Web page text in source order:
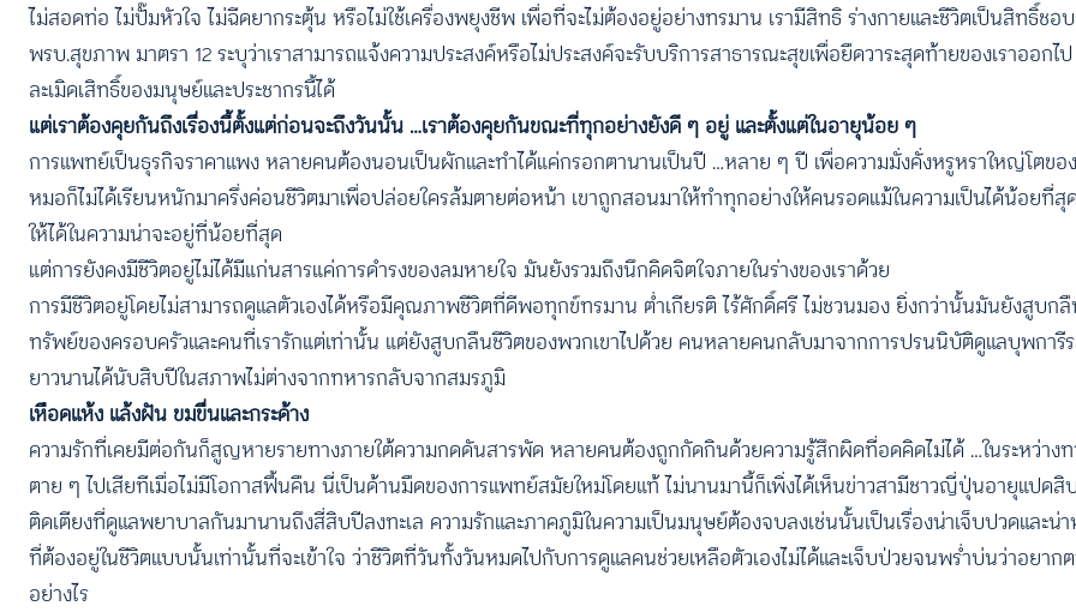
ไม่สอดท่อ ไม่ปั๊มหัวใจ ไม่ฉีดยากระตุ้น หรือไม่ใช้เครื่องพยุงชีพ เพื่อที่จะไม่ต้องอยู่อย่างทรมาน เรามีสิทธิ ร่างกายและชีวิตเป็นสิทธิ์ชอบ
พรบ.สุขภาพ มาตรา 12 ระบุว่าเราสามารถแจ้งความประสงค์หรือไม่ประสงค์จะรับบริการสาธารณะสุขเพื่อยืดวาระสุดท้ายของเราออกไ
ละเมิดเสิทธิ์ของมนุษย์และประชากรนี้ได้
แต่เราต้องคุยกันถึงเรื่องนี้ตั้งแต่ก่อนจะถึงวันนั้น …เราต้องคุยกันขณะที่ทุกอย่างยังดี ๆ อยู่ และตั้งแต่ในอายุน้อย ๆ
การแพทย์เป็นธุรกิจราคาแพง หลายคนต้องนอนเป็นผักและทำได้แค่กรอกตานานเป็นปี …หลาย ๆ ปี เพื่อความมั่งคั่งหรูหราใหญ่โตขอ
หมอก็ไม่ได้เรียนหนักมาครึ่งค่อนชีวิตมาเพื่อปล่อยใครล้มตายต่อหน้า เขาถูกสอนมาให้ทำทุกอย่างให้คนรอดแม้ในความเป็นได้น้อยที่สุ
ให้ได้ในความน่าจะอยู่ที่น้อยที่สุด
แต่การยังคงมีชีวิตอยู่ไม่ได้มีแก่นสารแค่การดำรงของลมหายใจ มันยังรวมถึงนึกคิดจิตใจภายในร่างของเราด้วย
การมีชีวิตอยู่โดยไม่สามารถดูแลตัวเองได้หรือมีคุณภาพชีวิตที่ดีพอทุกข์ทรมาน ต่ำเกียรติ ไร้ศักดิ์ศรี ไม่ชวนมอง ยิ่งกว่านั้นมันยังสูบก
ทรัพย์ของครอบครัวและคนที่เรารักแต่เท่านั้น แต่ยังสูบกลืนชีวิตของพวกเขาไปด้วย คนหลายคนกลับมาจากการปรนนิบัติดูแลบุพการี
ยาวนานได้นับสิบปีในสภาพไม่ต่างจากทหารกลับจากสมรภูมิ
เหือดแห้ง แล้งฝัน ขมขื่นและกระด้าง
ความรักที่เคยมีต่อกันก็สูญหายรายทางภายใต้ความกดดันสารพัด หลายคนต้องถูกกัดกินด้วยความรู้สึกผิดที่อดคิดไม่ได้ …ในระหว่าง
ตาย ๆ ไปเสียทีเมื่อไม่มีโอกาสฟื้นคืน นี่เป็นด้านมืดของการแพทย์สมัยใหม่โดยแท้ ไม่นานมานี้ก็เพิ่งได้เห็นข่าวสามีชาวญี่ปุ่นอายุแปดสิ
ติดเตียงที่ดูแลพยาบาลกันมานานถึงสี่สิบปีลงทะเล ความรักและภาคภูมิในความเป็นมนุษย์ต้องจบลงเช่นนั้นเป็นเรื่องน่าเจ็บปวดและ
ที่ต้องอยู่ในชีวิตแบบนั้นเท่านั้นที่จะเข้าใจ ว่าชีวิตที่วันทั้งวันหมดไปกับการดูแลคนช่วยเหลือตัวเองไม่ได้และเจ็บป่วยจนพร่ำบ่นว่าอยาก
อย่างไร